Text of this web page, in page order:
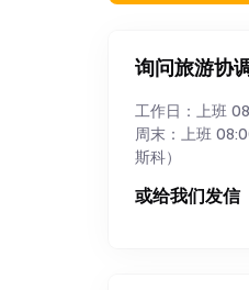
询问旅游协
工作日：上班
周末：上班
斯科）
或给我们发信